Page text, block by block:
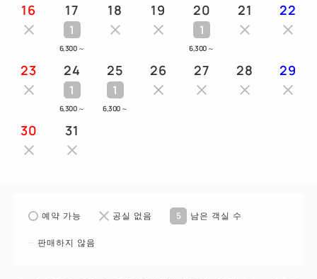
16 17
1
6,300 ～
18 19 20
1
6,300 ～
21 22
23 24
1
6,300 ～
25
1
6,300 ～
26 27 28 29
30 31
예약 가능 공실 없음 5 남은 객실 수
판매하지 않음